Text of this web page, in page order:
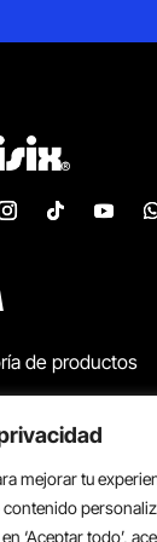
mejorar tu
‘Aceptar todo’,
de productos
ofertas!
school